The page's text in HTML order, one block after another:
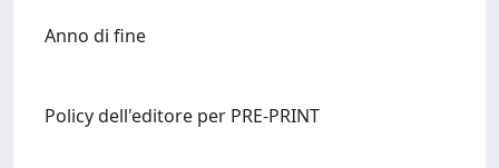
Anno di fine
Policy dell'editore per PRE-PRINT